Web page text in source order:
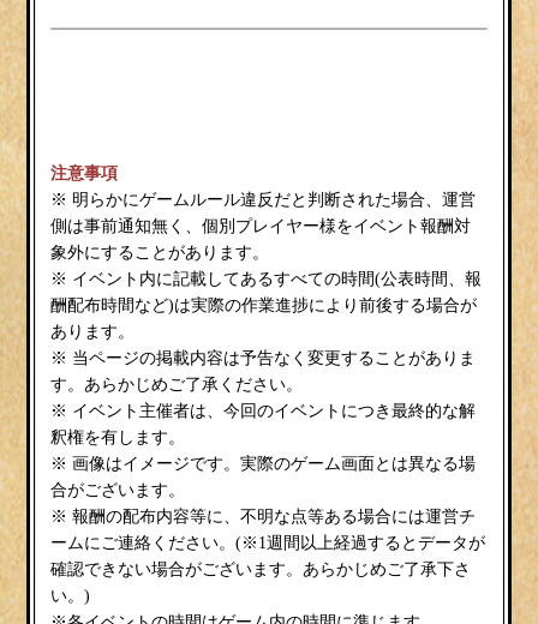
注意事項
※ 明らかにゲームルール違反だと判断された場合、運営
側は事前通知無く、個別プレイヤー様をイベント報酬対
象外にすることがあります。
※ イベント内に記載してあるすべての時間(公表時間、報
酬配布時間など)は実際の作業進捗により前後する場合が
あります。
※ 当ページの掲載内容は予告なく変更することがありま
す。あらかじめご了承ください。
※ イベント主催者は、今回のイベントにつき最終的な解
釈権を有します。
※ 画像はイメージです。実際のゲーム画面とは異なる場
合がございます。
※ 報酬の配布内容等に、不明な点等ある場合には運営チ
ームにご連絡ください。(※1週間以上経過するとデータが
確認できない場合がございます。あらかじめご了承下さ
い。)